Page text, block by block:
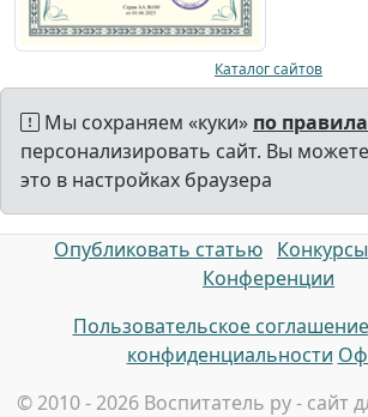
Каталог сайтов
Мы сохраняем «куки» по
персонализировать сайт. Вы
это в настройках браузера
Опубликовать статью Конкурсы
Конференции
Пользовательское соглашение
конфиденциальности
© 2010 - 2026 Воспитатель ру - сайт